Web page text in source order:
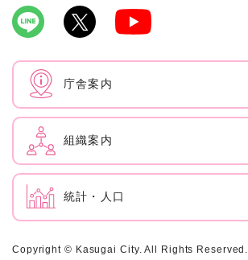
庁舎案内
組織案内
統計・人口
Copyright © Kasugai City. All Rights Reserved.